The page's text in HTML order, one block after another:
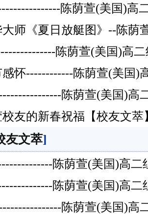
陈荫萱(美国)高
师《夏日放艇图》--陈荫
陈荫萱(美国)高
怀------------陈荫萱(美国)
陈荫萱(美国)高
友的新春祝福【校友文萃
友文萃]
陈荫萱(美国)高二
陈荫萱(美国)高二
陈荫萱(美国)高